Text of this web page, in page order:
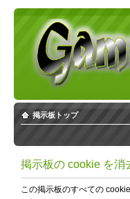
掲示板トップ
掲示板の cookie を消
この掲示板のすべての